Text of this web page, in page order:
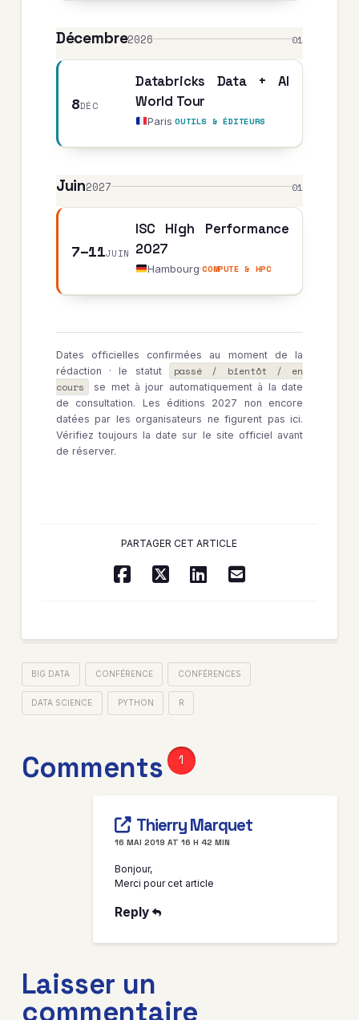
Décembre2026 01
8DÉC
Databricks Data + AI
World Tour
Paris·OUTILS & ÉDITEURS
Juin2027 01
7–11JUIN
ISC High Performance
2027
Hambourg·COMPUTE & HPC
Dates officielles confirmées au moment de la
rédaction · le statut
passé / bientôt / en
cours
se met à jour automatiquement à la date
de consultation. Les éditions 2027 non encore
datées par les organisateurs ne figurent pas ici.
Vérifiez toujours la date sur le site officiel avant
de réserver.
PARTAGER CET ARTICLE
BIG DATA CONFÉRENCE CONFÉRENCES
DATA SCIENCE PYTHON R
Comments 1
Thierry Marquet
16 MAI 2019 AT 16 H 42 MIN
Bonjour,
Merci pour cet article
Reply
Laisser un
commentaire